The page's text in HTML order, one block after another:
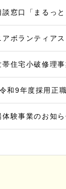
談窓口「まるっ
ボランティア
帯住宅小破修理
令和9年度採用正
体験事業のお知